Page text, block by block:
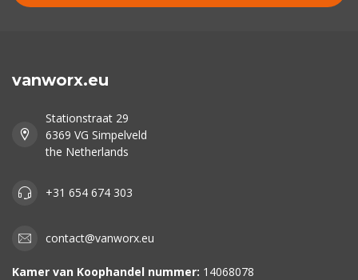
vanworx.eu
Stationstraat 29
6369 VG Simpelveld
the Netherlands
+31 654 674 303
contact@vanworx.eu
Kamer van Koophandel nummer: 14068078